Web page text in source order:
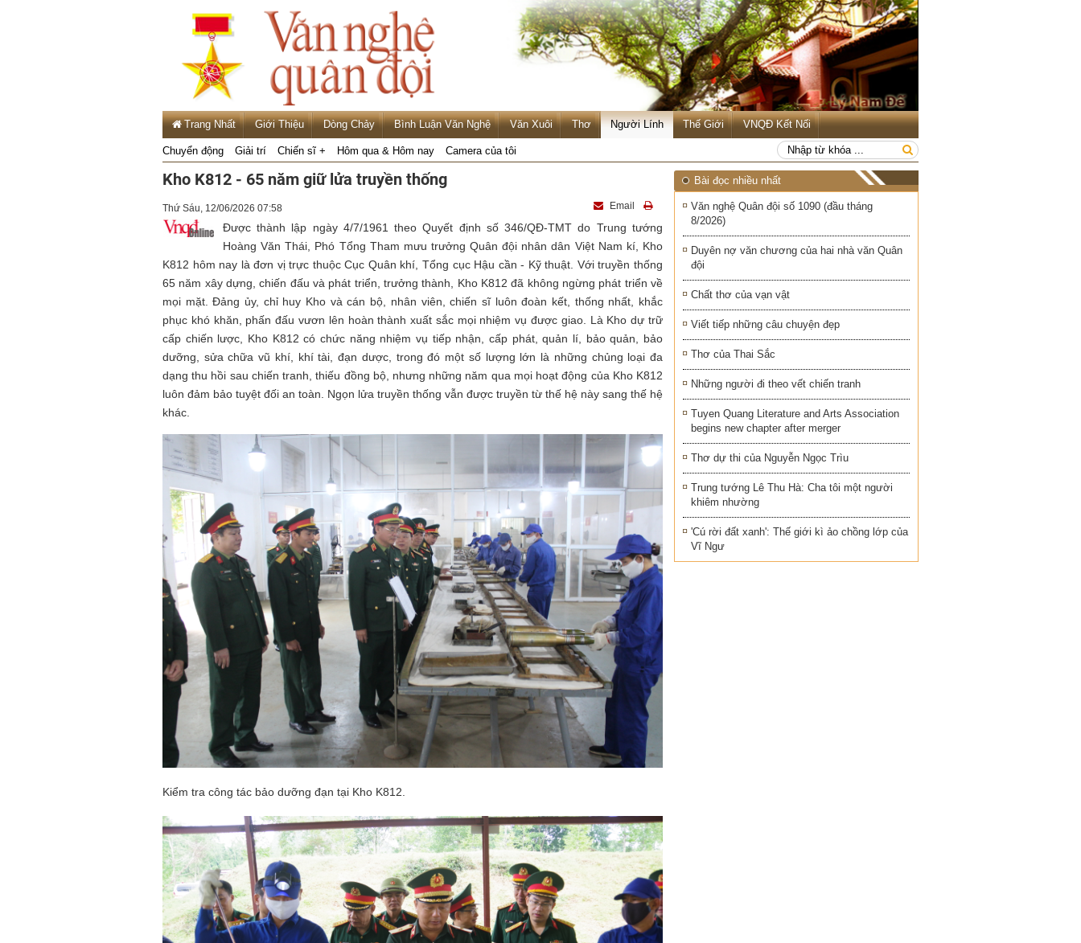
Trang Nhất Giới Thiệu Dòng Chảy Bình Luận Văn Nghệ Văn Xuôi Thơ Người Lính Thế Giới VNQĐ Kết Nối
Chuyển động Giải trí Chiến sĩ + Hôm qua & Hôm nay Camera của tôi
Kho K812 - 65 năm giữ lửa truyền thống
Thứ Sáu, 12/06/2026 07:58 Email
Được thành lập ngày 4/7/1961 theo Quyết định số 346/QĐ-TMT do Trung tướng
Hoàng Văn Thái, Phó Tổng Tham mưu trưởng Quân đội nhân dân Việt Nam kí, Kho
K812 hôm nay là đơn vị trực thuộc Cục Quân khí, Tổng cục Hậu cần - Kỹ thuật. Với truyền thống
65 năm xây dựng, chiến đấu và phát triển, trưởng thành, Kho K812 đã không ngừng phát triển về
mọi mặt. Đảng ủy, chỉ huy Kho và cán bộ, nhân viên, chiến sĩ luôn đoàn kết, thống nhất, khắc
phục khó khăn, phấn đấu vươn lên hoàn thành xuất sắc mọi nhiệm vụ được giao. Là Kho dự trữ
cấp chiến lược, Kho K812 có chức năng nhiệm vụ tiếp nhận, cấp phát, quản lí, bảo quản, bảo
dưỡng, sửa chữa vũ khí, khí tài, đạn dược, trong đó một số lượng lớn là những chủng loại đa
dạng thu hồi sau chiến tranh, thiếu đồng bộ, nhưng những năm qua mọi hoạt động của Kho K812
luôn đảm bảo tuyệt đối an toàn. Ngọn lửa truyền thống vẫn được truyền từ thế hệ này sang thế hệ
khác.
Kiểm tra công tác bảo dưỡng đạn tại Kho K812.
Bài đọc nhiều nhất
Văn nghệ Quân đội số 1090 (đầu tháng
8/2026)
Duyên nợ văn chương của hai nhà văn Quân
đội
Chất thơ của vạn vật
Viết tiếp những câu chuyện đẹp
Thơ của Thai Sắc
Những người đi theo vết chiến tranh
Tuyen Quang Literature and Arts Association
begins new chapter after merger
Thơ dự thi của Nguyễn Ngọc Trìu
Trung tướng Lê Thu Hà: Cha tôi một người
khiêm nhường
'Cú rời đất xanh': Thế giới kì ảo chồng lớp của
Vĩ Ngư